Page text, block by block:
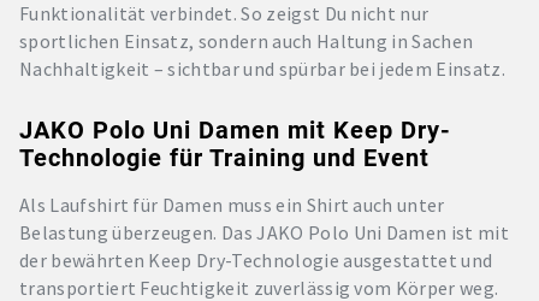
Funktionalität verbindet. So zeigst Du nicht nur
sportlichen Einsatz, sondern auch Haltung in Sachen
Nachhaltigkeit – sichtbar und spürbar bei jedem Einsatz.
JAKO Polo Uni Damen mit Keep Dry-
Technologie für Training und Event
Als Laufshirt für Damen muss ein Shirt auch unter
Belastung überzeugen. Das JAKO Polo Uni Damen ist mit
der bewährten Keep Dry-Technologie ausgestattet und
transportiert Feuchtigkeit zuverlässig vom Körper weg.